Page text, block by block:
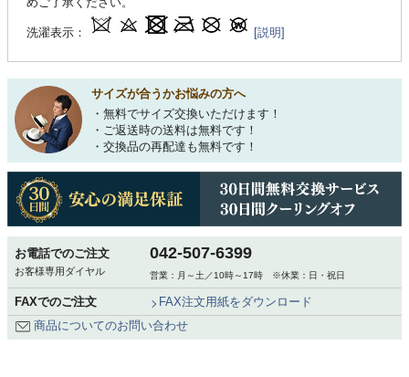
洗濯表示： [説明]
サイズが合うかお悩みの方へ
・無料でサイズ交換いただけます！
・ご返送時の送料は無料です！
・交換品の再配達も無料です！
お電話でのご注文
お客様専用ダイヤル
042-507-6399
営業：月～土／10時～17時 ※休業：日・祝日
FAXでのご注文
FAX注文用紙をダウンロード
商品についてのお問い合わせ